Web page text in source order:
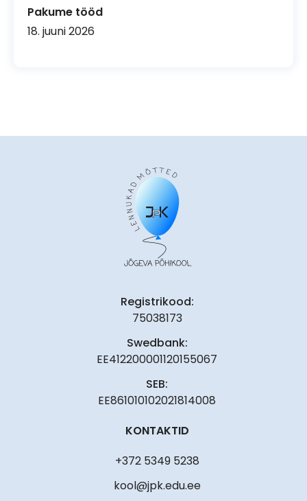
Pakume tööd
18. juuni 2026
Registrikood:
75038173
Swedbank:
EE412200001120155067
SEB:
EE861010102021814008
KONTAKTID
+372 5349 5238
kool@jpk.edu.ee